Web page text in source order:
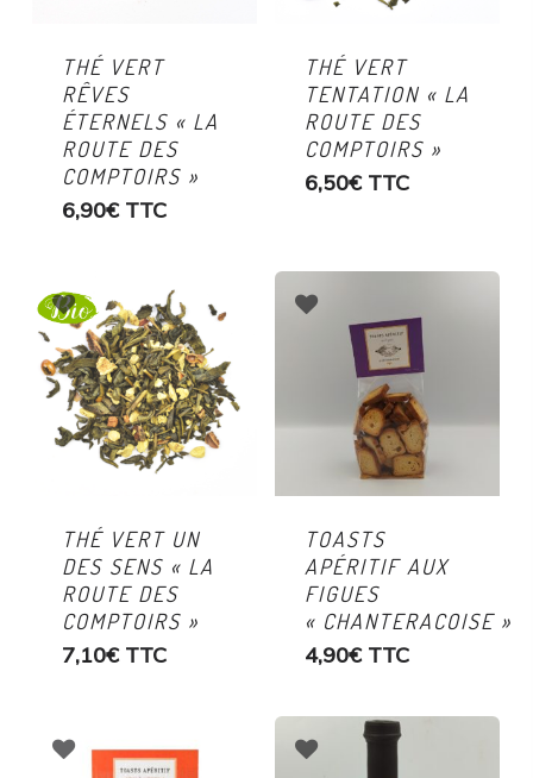
THÉ VERT
RÊVES
ÉTERNELS « LA
ROUTE DES
COMPTOIRS »
6,90€ TTC
THÉ VERT
TENTATION « LA
ROUTE DES
COMPTOIRS »
6,50€ TTC
THÉ VERT UN
DES SENS « LA
ROUTE DES
COMPTOIRS »
7,10€ TTC
TOASTS
APÉRITIF AUX
FIGUES
« CHANTERACOISE »
4,90€ TTC